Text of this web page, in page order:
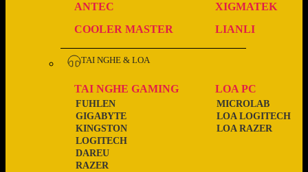
ANTEC
XIGMATEK
COOLER MASTER
LIANLI
TAI NGHE & LOA
TAI NGHE GAMING
RAZER
DAREU
LOGITECH
KINGSTON
GIGABYTE
FUHLEN
LOA PC
LOA RAZER
LOA LOGITECH
MICROLAB